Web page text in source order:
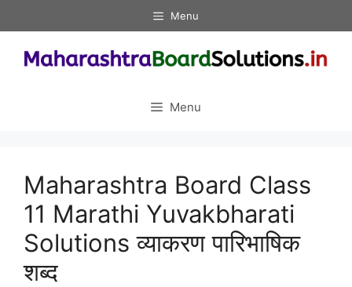
to
content
Menu
Menu
Maharashtra Board Class
11 Marathi Yuvakbharati
Solutions व्याकरण पारिभाषिक
शब्द